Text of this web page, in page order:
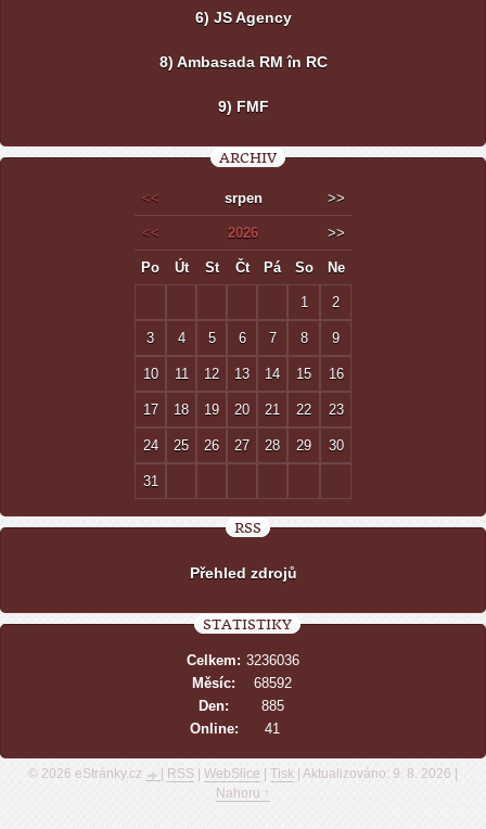
6) JS Agency
8) Ambasada RM în RC
9) FMF
ARCHIV
<< srpen >>
<< 2026 >>
Po Út St Čt Pá So Ne
1 2
3 4 5 6 7 8 9
10 11 12 13 14 15 16
17 18 19 20 21 22 23
24 25 26 27 28 29 30
31
RSS
Přehled zdrojů
STATISTIKY
Online: 41
Celkem: 3236036
Měsíc:
68592
Den:
885
© 2026 eStránky.cz RSS WebSlice Tisk Aktualizováno: 9. 8. 2026
Nahoru ↑